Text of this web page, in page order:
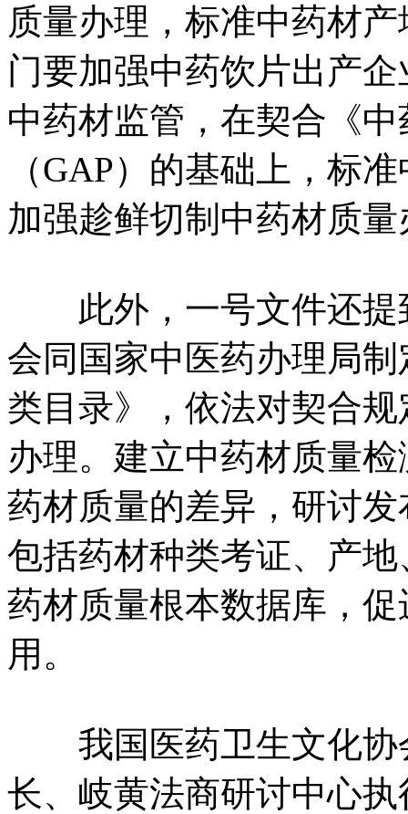
质量办理，标准中药材
门要加强中药饮片出产
中药材监管，在契合《
（GAP）的基础上，标
加强趁鲜切制中药材质量
此外，一号文件还提
会同国家中医药办理局
类目录》，依法对契合
办理。建立中药材质量
药材质量的差异，研讨
包括药材种类考证、产
药材质量根本数据库，
用。
我国医药卫生文化协
长、岐黄法商研讨中心